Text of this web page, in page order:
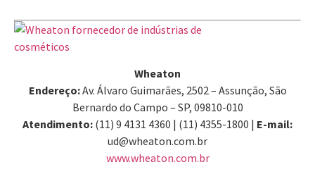
Wheaton
Endereço:Av. Álvaro Guimarães, 2502 – Assunção, São
Bernardo do Campo – SP, 09810-010
Atendimento: (11) 9 4131 4360 | (11) 4355-1800 | E-mail:
ud@wheaton.com.br
www.wheaton.com.br